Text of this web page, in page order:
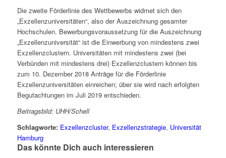
Die zweite Förderlinie des Wettbewerbs widmet sich den
„Exzellenzuniversitäten“, also der Auszeichnung gesamter
Hochschulen. Bewerbungsvoraussetzung für die Auszeichnung
„Exzellenzuniversität“ ist die Einwerbung von mindestens zwei
Exzellenzclustern. Universitäten mit mindestens zwei (bei
Verbünden mit mindestens drei) Exzellenzclustern können bis
zum 10. Dezember 2018 Anträge für die Förderlinie
Exzellenzuniversitäten einreichen; über sie wird nach erfolgten
Begutachtungen im Juli 2019 entschieden.
Beitragsbild: UHH/Schell
Schlagworte: Exzellenzcluster, Exzellenzstrategie, Universität
Hamburg
Das könnte Dich auch interessieren